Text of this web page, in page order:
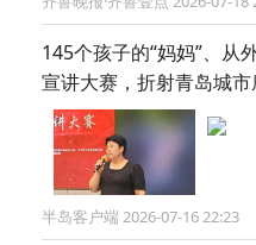
145个孩子的“妈妈”、
宣讲大赛，折射青岛城
半岛客户端 2026-07-16 22:23